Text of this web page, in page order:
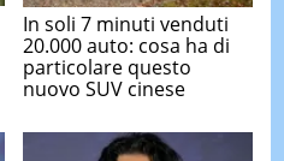
In soli 7 minuti venduti
20.000 auto: cosa ha di
particolare questo
nuovo SUV cinese